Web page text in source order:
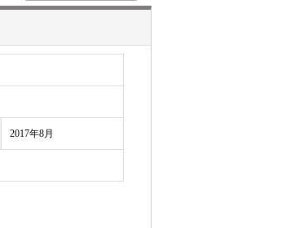
2017年8月